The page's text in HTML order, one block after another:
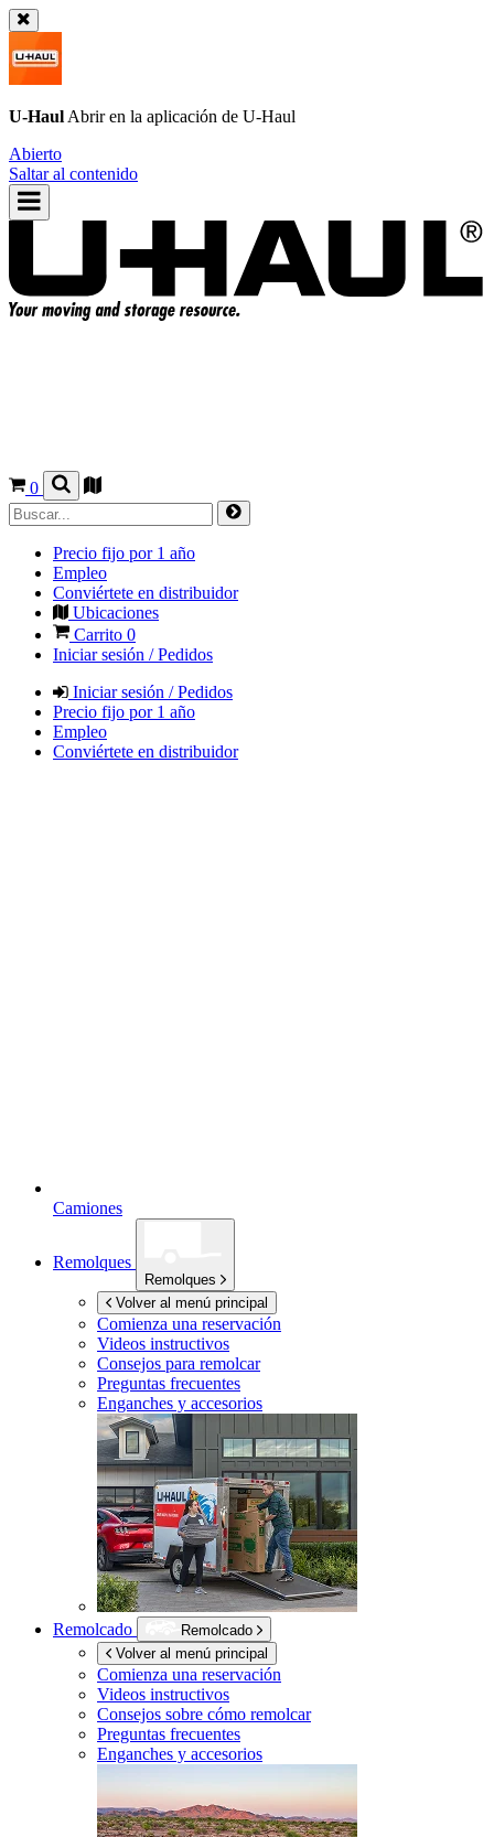
U-Haul Abrir en la aplicación de U-Haul
Abierto
Saltar al contenido
0
Precio fijo por 1 año
Empleo
Conviértete en distribuidor
Ubicaciones
Carrito 0
Iniciar sesión / Pedidos
Iniciar sesión / Pedidos
Precio fijo por 1 año
Empleo
Conviértete en distribuidor
Camiones
Remolques
Remolques
Volver al menú principal
Comienza una reservación
Videos instructivos
Consejos para remolcar
Preguntas frecuentes
Enganches y accesorios
Remolcado
Remolcado
Volver al menú principal
Comienza una reservación
Videos instructivos
Consejos sobre cómo remolcar
Preguntas frecuentes
Enganches y accesorios